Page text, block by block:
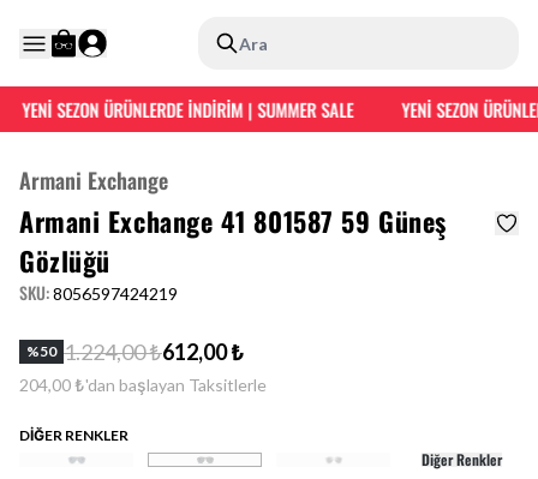
Ara
YENİ SEZON ÜRÜNLERDE İNDİRİM | SUMMER SALE YENİ SEZON
Armani Exchange
Armani Exchange 41 801587 59 Güneş
Gözlüğü
SKU:8056597424219
%50 1.224,00 ₺612,00 ₺
204,00 ₺'dan başlayan Taksitlerle
DİĞER RENKLER
Diğer Renkler